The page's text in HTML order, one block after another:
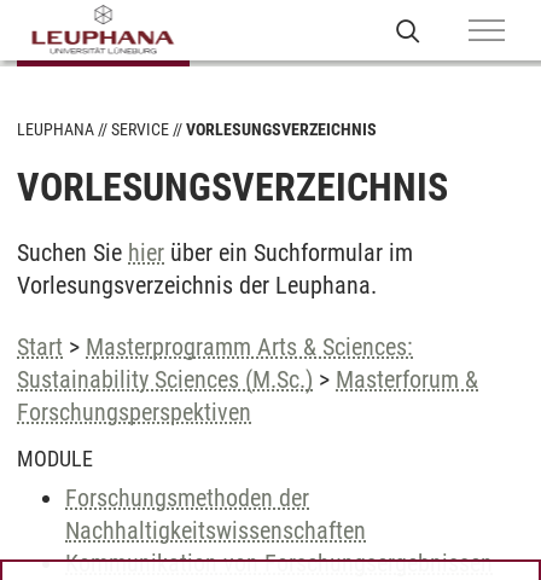
LEUPHANA SERVICE VORLESUNGSVERZEICHNIS
VORLESUNGSVERZEICHNIS
Suchen Sie hier über ein Suchformular im
Vorlesungsverzeichnis der Leuphana.
Start > Masterprogramm Arts & Sciences:
Sustainability Sciences (M.Sc.) > Masterforum &
Forschungsperspektiven
MODULE
Forschungsmethoden der
Nachhaltigkeitswissenschaften
Kommunikation von Forschungsergebnissen